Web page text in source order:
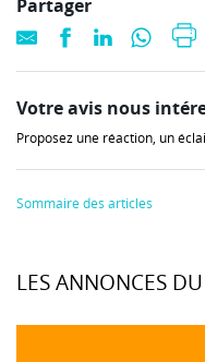
Partager
Votre avis nous
Proposez une réaction, un
Sommaire des articles
LES ANNONCES